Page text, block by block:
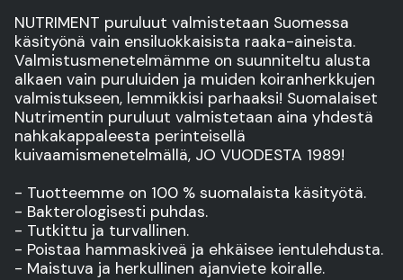
NUTRIMENT puruluut valmistetaan Suomessa
käsityönä vain ensiluokkaisista raaka-aineista.
Valmistusmenetelmämme on suunniteltu alusta
alkaen vain puruluiden ja muiden koiranherkkujen
valmistukseen, lemmikkisi parhaaksi! Suomalaiset
Nutrimentin puruluut valmistetaan aina yhdestä
nahkakappaleesta perinteisellä
kuivaamismenetelmällä, JO VUODESTA 1989!
- Tuotteemme on 100 % suomalaista käsityötä.
- Bakterologisesti puhdas.
- Tutkittu ja turvallinen.
- Poistaa hammaskiveä ja ehkäisee ientulehdusta.
- Maistuva ja herkullinen ajanviete koiralle.